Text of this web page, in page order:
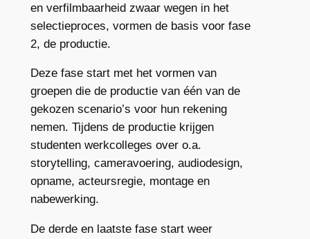
en verfilmbaarheid zwaar wegen in het
selectieproces, vormen de basis voor fase
2, de productie.
Deze fase start met het vormen van
groepen die de productie van één van de
gekozen scenario’s voor hun rekening
nemen. Tijdens de productie krijgen
studenten werkcolleges over o.a.
storytelling, cameravoering, audiodesign,
opname, acteursregie, montage en
nabewerking.
De derde en laatste fase start weer